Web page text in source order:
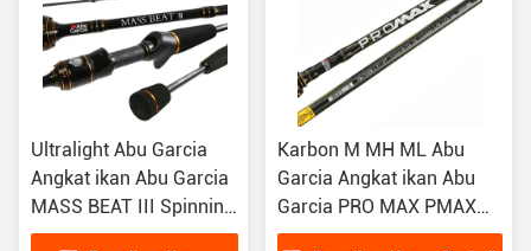
Ultralight Abu Garcia
Angkat ikan Abu Garcia
MASS BEAT III Spinning
Casting Angkat ikan
Karbon M MH ML Abu
Garcia Angkat ikan Abu
Garcia PRO MAX PMAX
Baitcasting Angkat ikan